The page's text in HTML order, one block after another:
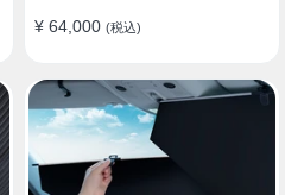
¥ 64,000 (税込)